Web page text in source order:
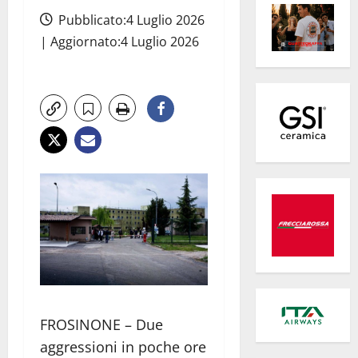
Pubblicato:4 Luglio 2026
| Aggiornato:4 Luglio 2026
FROSINONE – Due
aggressioni in poche ore